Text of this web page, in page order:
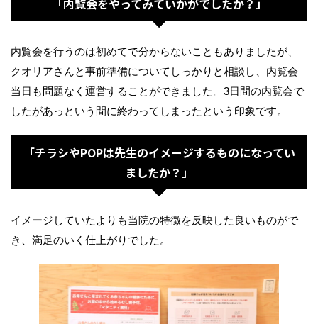
「内覧会をやってみていかがでしたか？」
内覧会を行うのは初めてで分からないこともありましたが、
クオリアさんと事前準備についてしっかりと相談し、内覧会
当日も問題なく運営することができました。3日間の内覧会で
したがあっという間に終わってしまったという印象です。
「チラシやPOPは先生のイメージするものになってい
ましたか？」
イメージしていたよりも当院の特徴を反映した良いものがで
き、満足のいく仕上がりでした。